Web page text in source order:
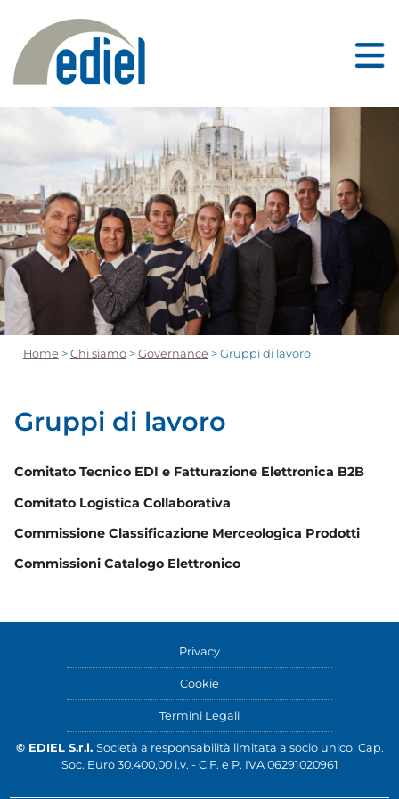
Home > Chi siamo> Governance > Gruppi di lavoro
Gruppi di lavoro
Comitato Tecnico EDI e Fatturazione Elettronica B2B
Comitato Logistica Collaborativa
Commissione Classificazione Merceologica Prodotti
Commissioni Catalogo Elettronico
Privacy
Cookie
Termini Legali
© EDIEL S.r.l. Società a responsabilità limitata a socio unico. Cap.
Soc. Euro 30.400,00 i.v. - C.F. e P. IVA 06291020961